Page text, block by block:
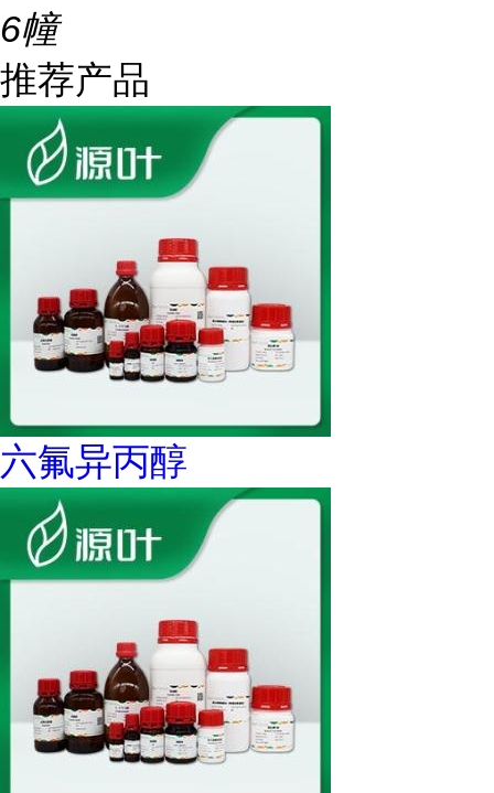
6幢
推荐产品
六氟异丙醇